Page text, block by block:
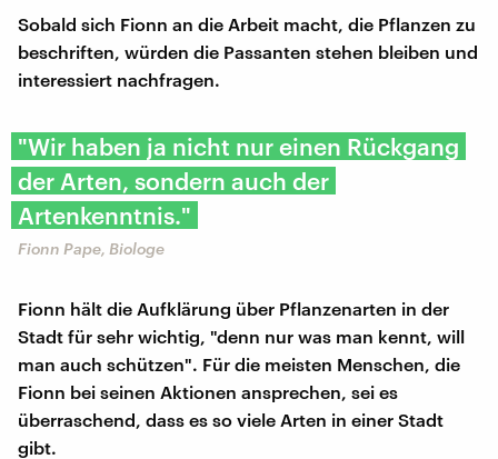
Sobald sich Fionn an die Arbeit macht, die Pflanzen zu
beschriften, würden die Passanten stehen bleiben und
interessiert nachfragen.
"Wir haben ja nicht nur einen Rückgang
der Arten, sondern auch der
Artenkenntnis."
Fionn Pape, Biologe
Fionn hält die Aufklärung über Pflanzenarten in der
Stadt für sehr wichtig, "denn nur was man kennt, will
man auch schützen". Für die meisten Menschen, die
Fionn bei seinen Aktionen ansprechen, sei es
überraschend, dass es so viele Arten in einer Stadt
gibt.